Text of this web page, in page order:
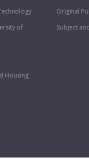
of
Housing
Original
Subject